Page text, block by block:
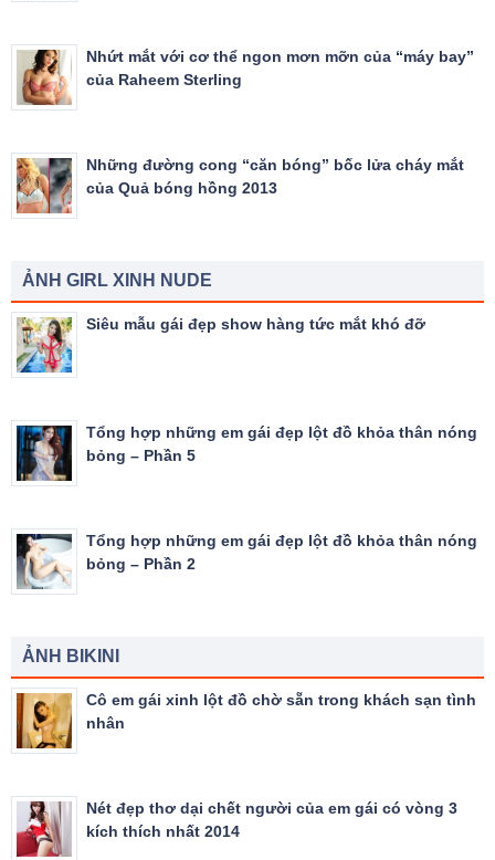
Nhứt mắt với cơ thể ngon mơn mỡn của “máy bay”
của Raheem Sterling
Những đường cong “căn bóng” bốc lửa cháy mắt
của Quả bóng hồng 2013
ẢNH GIRL XINH NUDE
Siêu mẫu gái đẹp show hàng tức mắt khó đỡ
Tổng hợp những em gái đẹp lột đồ khỏa thân nóng
bỏng – Phần 5
Tổng hợp những em gái đẹp lột đồ khỏa thân nóng
bỏng – Phần 2
ẢNH BIKINI
Cô em gái xinh lột đồ chờ sẵn trong khách sạn tình
nhân
Nét đẹp thơ dại chết người của em gái có vòng 3
kích thích nhất 2014